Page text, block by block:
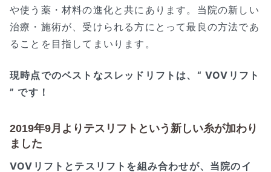
や使う薬・材料の進化と共にあります。当院の新しい
治療・施術が、受けられる方にとって最良の方法であ
ることを目指してまいります。
現時点でのベストなスレッドリフトは、“ VOVリフト
” です！
2019年9月よりテスリフトという新しい糸が加わり
ました
VOVリフトとテスリフトを組み合わせが、当院のイ